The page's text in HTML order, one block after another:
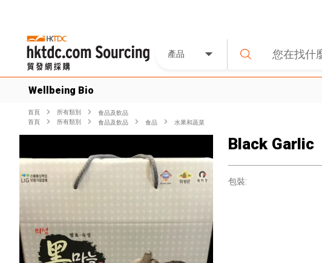
產品
Wellbeing Bio
首頁 所有類別
食品及飲品
首頁
所有類別 食品及飲品 食品 水果和蔬菜
Black Garlic
包裝: